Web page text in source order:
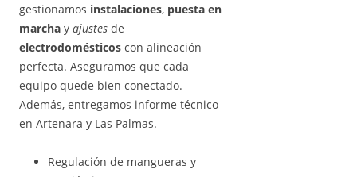
gestionamos instalaciones, puesta en
marcha y ajustes de
electrodomésticos con alineación
perfecta. Aseguramos que cada
equipo quede bien conectado.
Además, entregamos informe técnico
en Artenara y Las Palmas.
Regulación de mangueras y